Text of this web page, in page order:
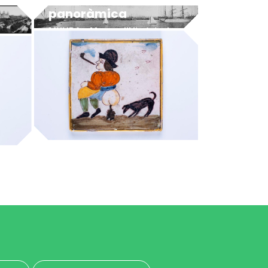
panoràmica
MUHBA - Museu d'Història de Barcelona